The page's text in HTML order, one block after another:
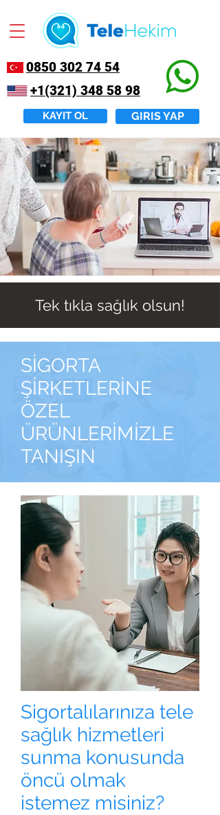
0850 302 74 54
+1(321) 348 58 98
KAYIT OL GIRIS YAP
Tek tıkla sağlık olsun!
SİGORTA
ŞİRKETLERİNE
ÖZEL
ÜRÜNLERİMİZLE
TANIŞIN
Sigortalılarınıza tele
sağlık hizmetleri
sunma konusunda
öncü olmak
istemez misiniz?